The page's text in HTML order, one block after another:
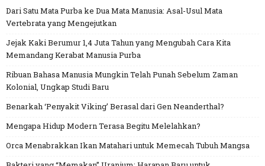
Dari Satu Mata Purba ke Dua Mata Manusia: Asal-Usul Mata
Vertebrata yang Mengejutkan
Jejak Kaki Berumur 1,4 Juta Tahun yang Mengubah Cara Kita
Memandang Kerabat Manusia Purba
Ribuan Bahasa Manusia Mungkin Telah Punah Sebelum Zaman
Kolonial, Ungkap Studi Baru
Benarkah ‘Penyakit Viking’ Berasal dari Gen Neanderthal?
Mengapa Hidup Modern Terasa Begitu Melelahkan?
Orca Menabrakkan Ikan Matahari untuk Memecah Tubuh Mangsa